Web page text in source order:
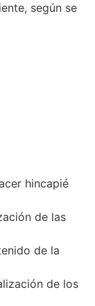
según se
hincapié
de las
de la
de los